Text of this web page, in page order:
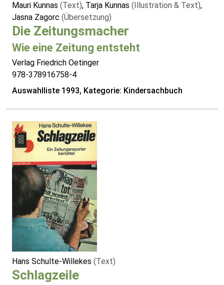
Mauri Kunnas (Text), Tarja Kunnas (Illustration & Text),
Jasna Zagorc (Übersetzung)
Die Zeitungsmacher
Wie eine Zeitung entsteht
Verlag Friedrich Oetinger
978-378916758-4
Auswahlliste 1993, Kategorie: Kindersachbuch
Hans Schulte-Willekes (Text)
Schlagzeile